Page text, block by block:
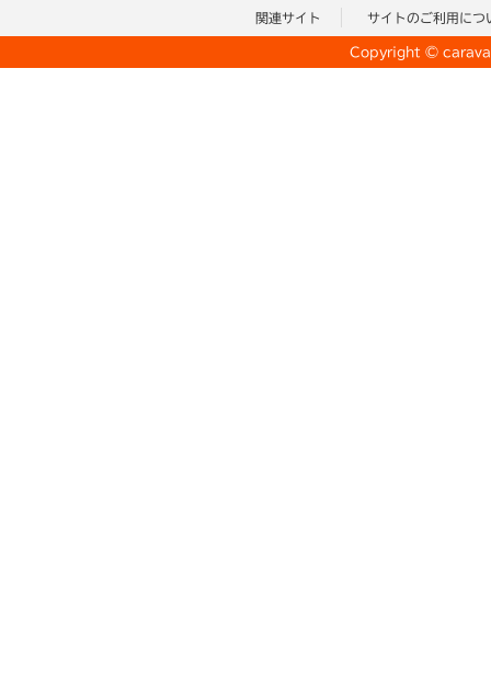
関連サイト サイトのご利用につ
Copyright ©